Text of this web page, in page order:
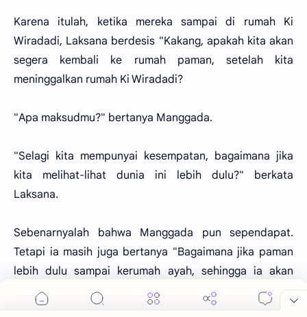
Karena itulah, ketika mereka sampai di rumah Ki
Wiradadi, Laksana berdesis "Kakang, apakah kita akan
segera kembali ke rumah paman, setelah kita
meninggalkan rumah Ki Wiradadi?
"Apa maksudmu?" bertanya Manggada.
"Selagi kita mempunyai kesempatan, bagaimana jika
kita melihat-lihat dunia ini lebih dulu?" berkata
Laksana.
Sebenarnyalah bahwa Manggada pun sependapat.
Tetapi ia masih juga bertanya "Bagaimana jika paman
lebih dulu sampai kerumah ayah, sehingga ia akan
menjadi sangat cemas, karena kita berdua belum
sampai”